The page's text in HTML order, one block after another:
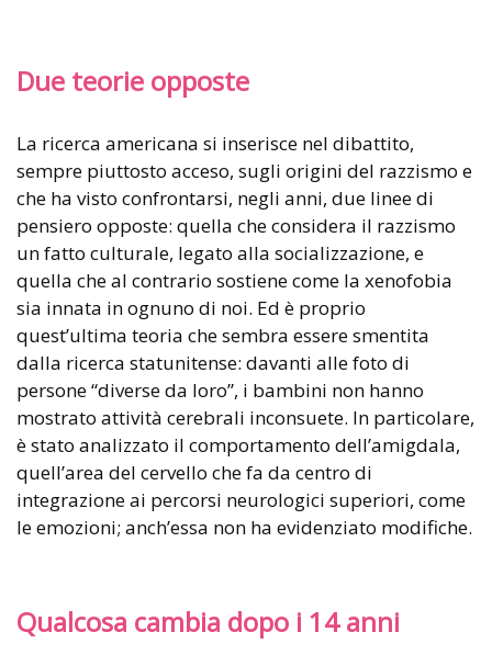
Due teorie opposte
La ricerca americana si inserisce nel dibattito,
sempre piuttosto acceso, sugli origini del razzismo e
che ha visto confrontarsi, negli anni, due linee di
pensiero opposte: quella che considera il razzismo
un fatto culturale, legato alla socializzazione, e
quella che al contrario sostiene come la xenofobia
sia innata in ognuno di noi. Ed è proprio
quest’ultima teoria che sembra essere smentita
dalla ricerca statunitense: davanti alle foto di
persone “diverse da loro”, i bambini non hanno
mostrato attività cerebrali inconsuete. In particolare,
è stato analizzato il comportamento dell’amigdala,
quell’area del cervello che fa da centro di
integrazione ai percorsi neurologici superiori, come
le emozioni; anch’essa non ha evidenziato modifiche.
Qualcosa cambia dopo i 14 anni